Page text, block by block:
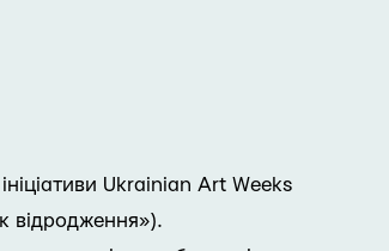
Ukrainian Art Weeks
відродження»).